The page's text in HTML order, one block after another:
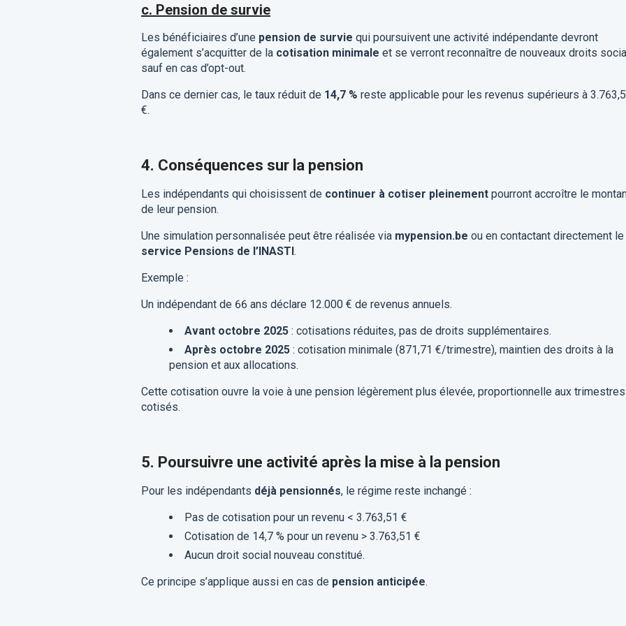
c. Pension de survie
Les bénéficiaires d’une pension de survie qui poursuivent une activité indépendante devront
également s’acquitter de la cotisation minimale et se verront reconnaître de nouveaux droits
sauf en cas d’opt-out.
Dans ce dernier cas, le taux réduit de 14,7 % reste applicable pour les revenus supérieurs à
€.
4. Conséquences sur la pension
Les indépendants qui choisissent de continuer à cotiser pleinementpourront accroître le
de leur pension.
Une simulation personnalisée peut être réalisée via mypension.be ou en contactant directement le
service Pensions de l’INASTI.
Exemple :
Un indépendant de 66 ans déclare 12.000 € de revenus annuels.
Avant octobre 2025: cotisations réduites, pas de droits supplémentaires.
Après octobre 2025: cotisation minimale (871,71 €/trimestre), maintien des droits à la
pension et aux allocations.
Cette cotisation ouvre la voie à une pension légèrement plus élevée, proportionnelle aux trimestres
cotisés.
5. Poursuivre une activité après la mise à la pension
Pour les indépendants déjà pensionnés, le régime reste inchangé :
Pas de cotisation pour un revenu < 3.763,51 €
Cotisation de 14,7 % pour un revenu > 3.763,51 €
Aucun droit social nouveau constitué.
Ce principe s’applique aussi en cas de pension anticipée.